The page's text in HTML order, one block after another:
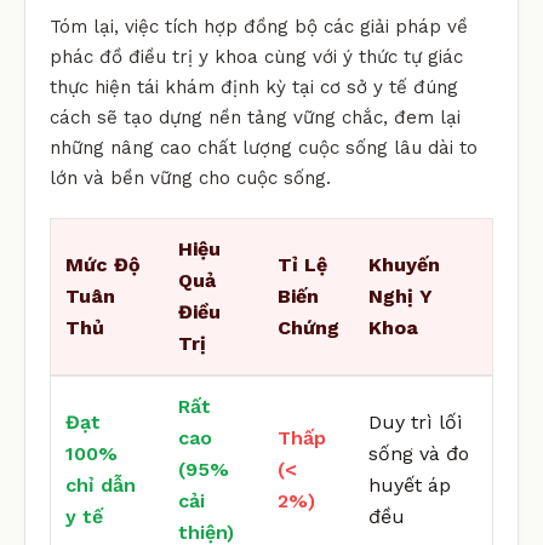
Tóm lại, việc tích hợp đồng bộ các giải pháp về
phác đồ điều trị y khoa cùng với ý thức tự giác
thực hiện tái khám định kỳ tại cơ sở y tế đúng
cách sẽ tạo dựng nền tảng vững chắc, đem lại
những nâng cao chất lượng cuộc sống lâu dài to
lớn và bền vững cho cuộc sống.
Mức Độ
Tuân
Thủ
Hiệu
Quả
Điều
Trị
Tỉ Lệ
Biến
Chứng
Khuyến
Nghị Y
Khoa
Đạt
100%
chỉ dẫn
y tế
Rất
cao
(95%
cải
thiện)
Thấp
(<
2%)
Duy trì lối
sống và đo
huyết áp
đều